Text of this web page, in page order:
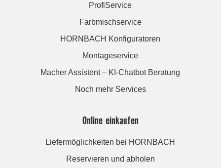
ProfiService
Farbmischservice
HORNBACH Konfiguratoren
Montageservice
Macher Assistent – KI-Chatbot Beratung
Noch mehr Services
Online einkaufen
Liefermöglichkeiten bei HORNBACH
Reservieren und abholen